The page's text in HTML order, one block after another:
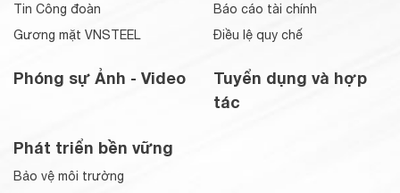
Tin Công đoàn
Gương mặt VNSTEEL
Phóng sự Ảnh - Video
Báo cáo tài chính
Điều lệ quy chế
Tuyển dụng và hợp
tác
Phát triển bền vững
Bảo vệ môi trường